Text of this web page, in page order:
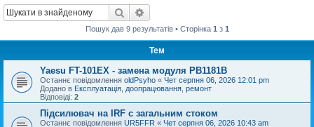
Пошук
Пошук дав 9 результатів • Сторінка 1 з 1
Тем
Yaesu FT-101EX - замена модуля PB1181B
Останнє повідомлення oldPsyho « Чет серпня 06, 2026 12:01 pm
Додано в Експлуатація, доопрацювання, ремонт
Відповіді: 2
Підсилювач на IRF с загальним стоком
Останнє повідомлення UR5FFR « Чет серпня 06, 2026 10:43 am